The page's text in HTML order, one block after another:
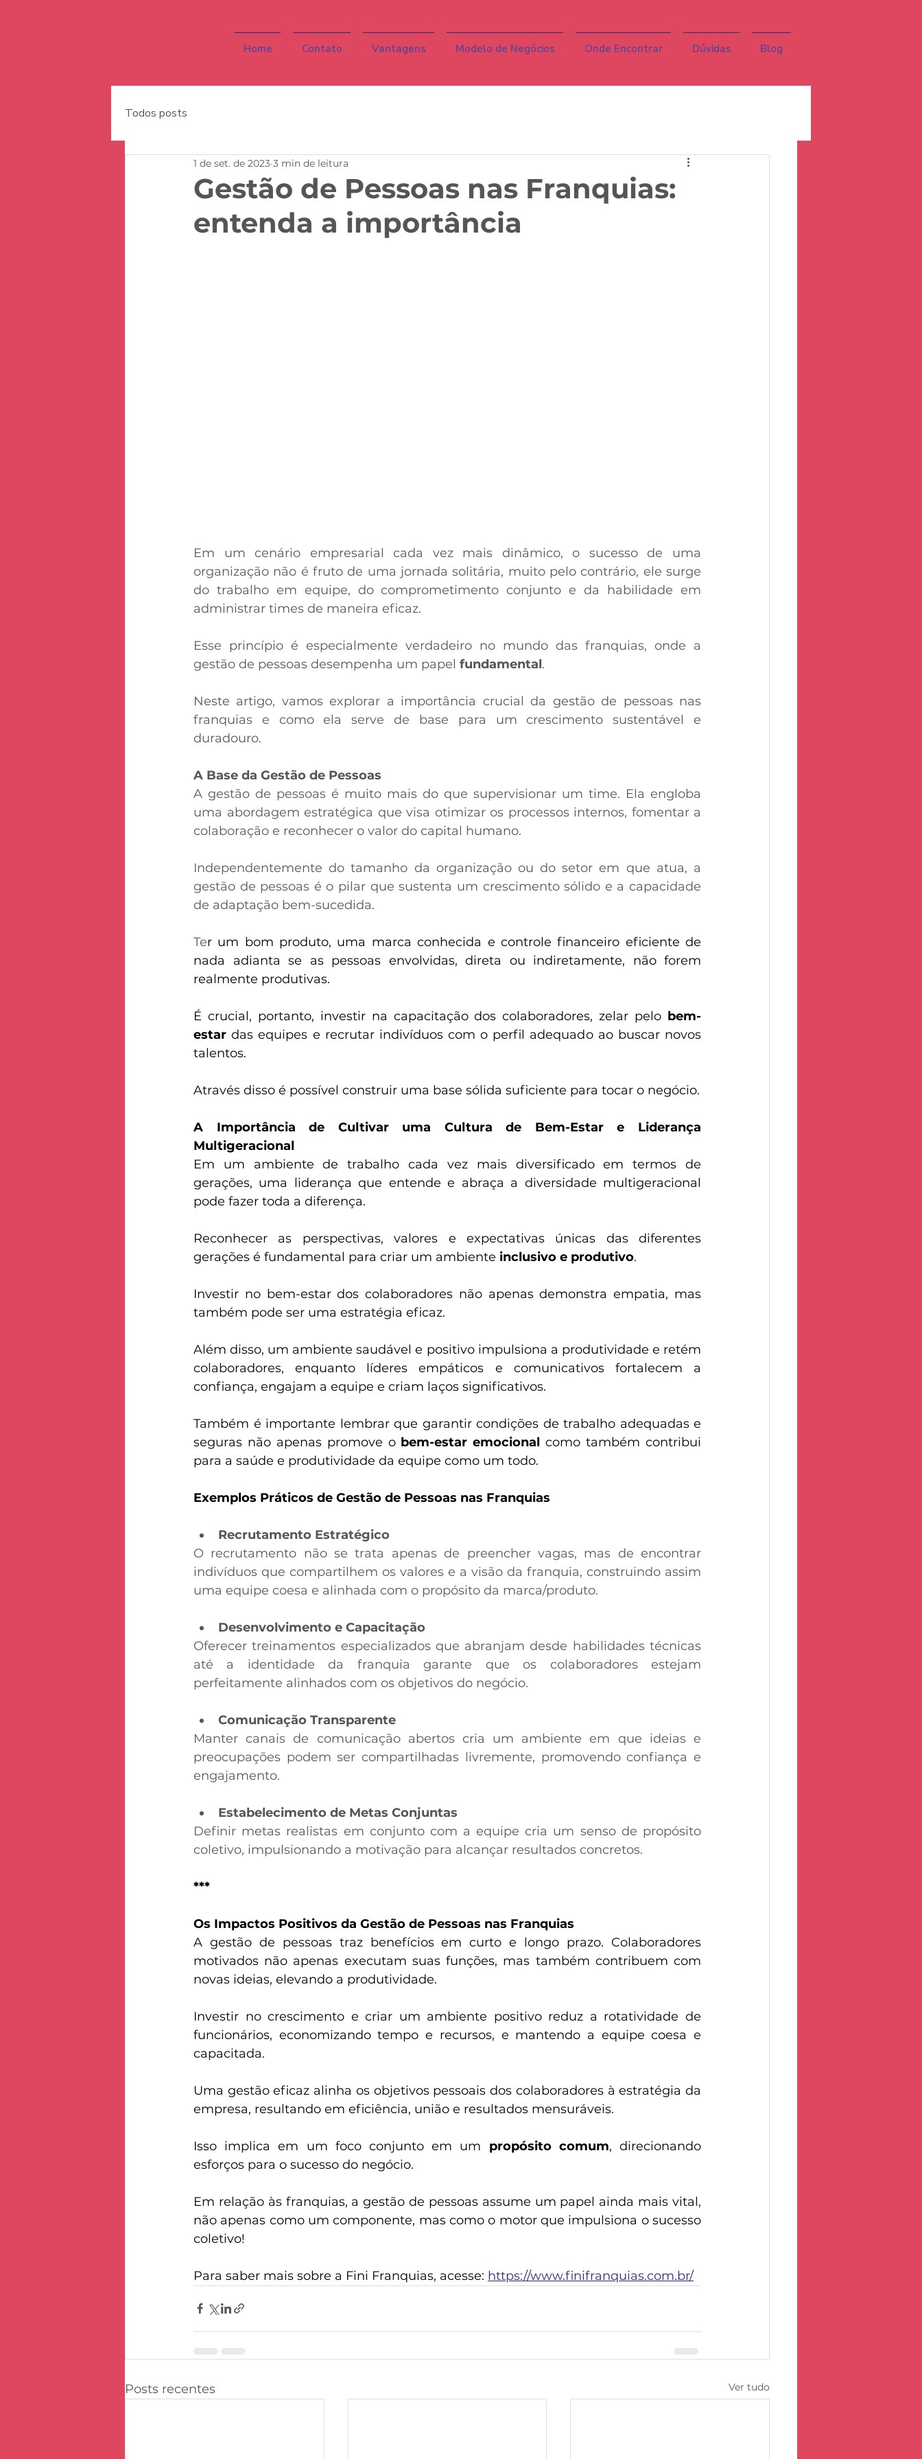
Home Contato Vantagens Modelo de Negócios Onde Encontrar Dúvidas Blog
Todos posts
Gestão de Pessoas nas Franquias:
entenda a importância
1 de set. de 2023 3 min de leitura
Em um cenário empresarial cada vez mais dinâmico, o sucesso de uma
organização não é fruto de uma jornada solitária, muito pelo contrário, ele surge
do trabalho em equipe, do comprometimento conjunto e da habilidade em
administrar times de maneira eficaz.
Esse princípio é especialmente verdadeiro no mundo das franquias, onde a
gestão de pessoas desempenha um papel fundamental.
Neste artigo, vamos explorar a importância crucial da gestão de pessoas nas
franquias e como ela serve de base para um crescimento sustentável e
duradouro.
A Base da Gestão de Pessoas
A gestão de pessoas é muito mais do que supervisionar um time. Ela engloba
uma abordagem estratégica que visa otimizar os processos internos, fomentar a
colaboração e reconhecer o valor do capital humano.
Independentemente do tamanho da organização ou do setor em que atua, a
gestão de pessoas é o pilar que sustenta um crescimento sólido e a capacidade
de adaptação bem-sucedida.
Ter um bom produto, uma marca conhecida e controle financeiro eficiente de
nada adianta se as pessoas envolvidas, direta ou indiretamente, não forem
realmente produtivas.
É crucial, portanto, investir na capacitação dos colaboradores, zelar pelo bem-
estar das equipes e recrutar indivíduos com o perfil adequado ao buscar novos
talentos.
A Importância de Cultivar uma Cultura de Bem-Estar e Liderança
Multigeracional
Em um ambiente de trabalho cada vez mais diversificado em termos de
gerações, uma liderança que entende e abraça a diversidade multigeracional
pode fazer toda a diferença.
Reconhecer as perspectivas, valores e expectativas únicas das diferentes
gerações é fundamental para criar um ambiente inclusivo e produtivo.
Investir no bem-estar dos colaboradores não apenas demonstra empatia, mas
também pode ser uma estratégia eficaz.
Além disso, um ambiente saudável e positivo impulsiona a produtividade e retém
colaboradores, enquanto líderes empáticos e comunicativos fortalecem a
confiança, engajam a equipe e criam laços significativos.
Também é importante lembrar que garantir condições de trabalho adequadas e
seguras não apenas promove o bem-estar emocional como também contribui
para a saúde e produtividade da equipe como um todo.
Exemplos Práticos de Gestão de Pessoas nas Franquias
Recrutamento Estratégico
O recrutamento não se trata apenas de preencher vagas, mas de encontrar
indivíduos que compartilhem os valores e a visão da franquia, construindo assim
uma equipe coesa e alinhada com o propósito da marca/produto.
Desenvolvimento e Capacitação
Oferecer treinamentos especializados que abranjam desde habilidades técnicas
até a identidade da franquia garante que os colaboradores estejam
perfeitamente alinhados com os objetivos do negócio.
Comunicação Transparente
Manter canais de comunicação abertos cria um ambiente em que ideias e
preocupações podem ser compartilhadas livremente, promovendo confiança e
engajamento.
Estabelecimento de Metas Conjuntas
Definir metas realistas em conjunto com a equipe cria um senso de propósito
coletivo, impulsionando a motivação para alcançar resultados concretos.
***
Os Impactos Positivos da Gestão de Pessoas nas Franquias
A gestão de pessoas traz benefícios em curto e longo prazo. Colaboradores
motivados não apenas executam suas funções, mas também contribuem com
novas ideias, elevando a produtividade.
Investir no crescimento e criar um ambiente positivo reduz a rotatividade de
funcionários, economizando tempo e recursos, e mantendo a equipe coesa e
capacitada.
Uma gestão eficaz alinha os objetivos pessoais dos colaboradores à estratégia da
empresa, resultando em eficiência, união e resultados mensuráveis.
Isso implica em um foco conjunto em um propósito comum, direcionando
esforços para o sucesso do negócio.
Em relação às franquias, a gestão de pessoas assume um papel ainda mais vital,
não apenas como um componente, mas como o motor que impulsiona o sucesso
coletivo!
Para saber mais sobre a Fini Franquias, acesse: https://www.finifranquias.com.br/
Posts recentes Ver tudo